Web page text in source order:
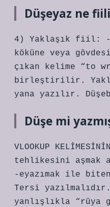
Düşeyaz ne
4) Yaklaşık
köküne veya
çıkan kelime
birleştirilir.
yana yazılır.
Düşe mi
VLOOKUP
tehlikesini aşmak
-eyazımak ile
Tersi
yanlışlıkla “rüya